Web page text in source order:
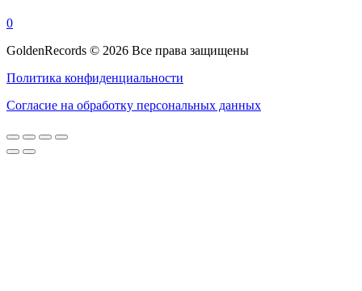
0
GoldenRecords © 2026 Все права защищены
Политика конфиденциальности
Согласие на обработку персональных данных